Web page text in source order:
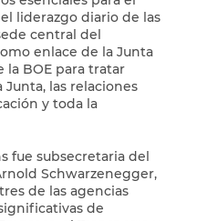
liderazgo diario de las
central del
enlace de la Junta
la BOE para tratar
las relaciones
y toda la
fue subsecretaria del
Schwarzenegger,
de las agencias
de